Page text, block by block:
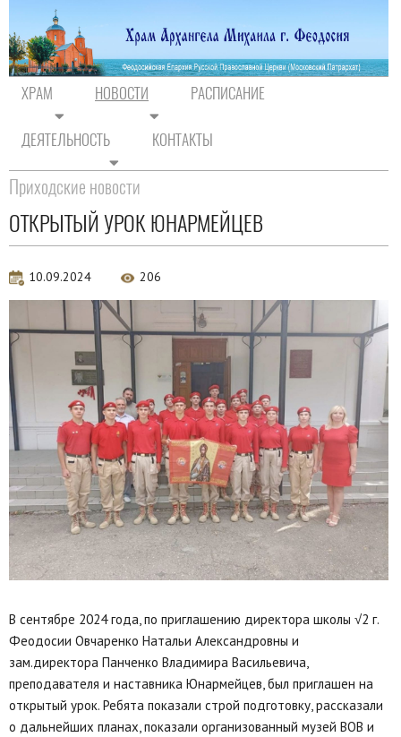
ХРАМ НОВОСТИ РАСПИСАНИЕ
ДЕЯТЕЛЬНОСТЬ КОНТАКТЫ
Приходские новости
ОТКРЫТЫЙ УРОК ЮНАРМЕЙЦЕВ
10.09.2024 206
В сентябре 2024 года, по приглашению директора школы √2 г.
Феодосии Овчаренко Натальи Александровны и
зам.директора Панченко Владимира Васильевича,
преподавателя и наставника Юнармейцев, был приглашен на
открытый урок. Ребята показали строй подготовку, рассказали
о дальнейших планах, показали организованный музей ВОВ и